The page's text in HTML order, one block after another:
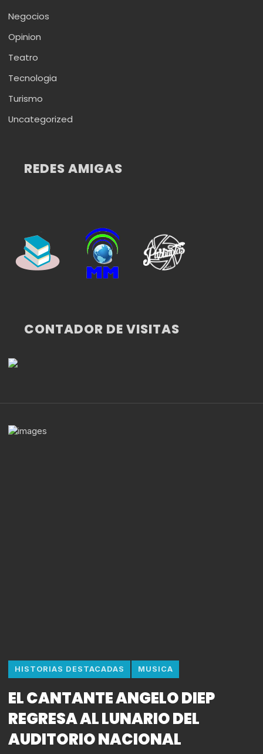
Negocios
Opinion
Teatro
Tecnologia
Turismo
Uncategorized
REDES AMIGAS
CONTADOR DE VISITAS
HISTORIAS DESTACADAS MUSICA
EL CANTANTE ANGELO DIEP
REGRESA AL LUNARIO DEL
AUDITORIO NACIONAL